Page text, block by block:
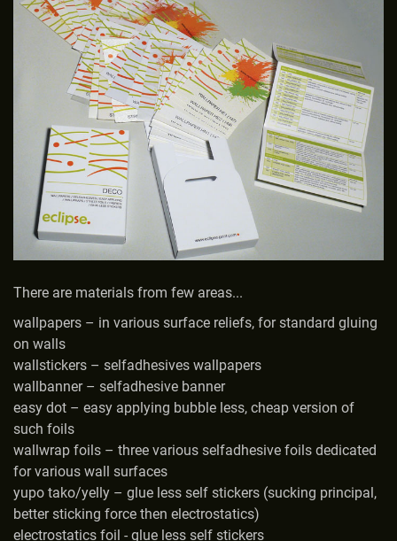
There are materials from few areas...
wallpapers – in various surface reliefs, for standard gluing
on walls
wallstickers – selfadhesives wallpapers
wallbanner – selfadhesive banner
easy dot – easy applying bubble less, cheap version of
such foils
wallwrap foils – three various selfadhesive foils dedicated
for various wall surfaces
yupo tako/yelly – glue less self stickers (sucking principal,
better sticking force then electrostatics)
electrostatics foil - glue less self stickers